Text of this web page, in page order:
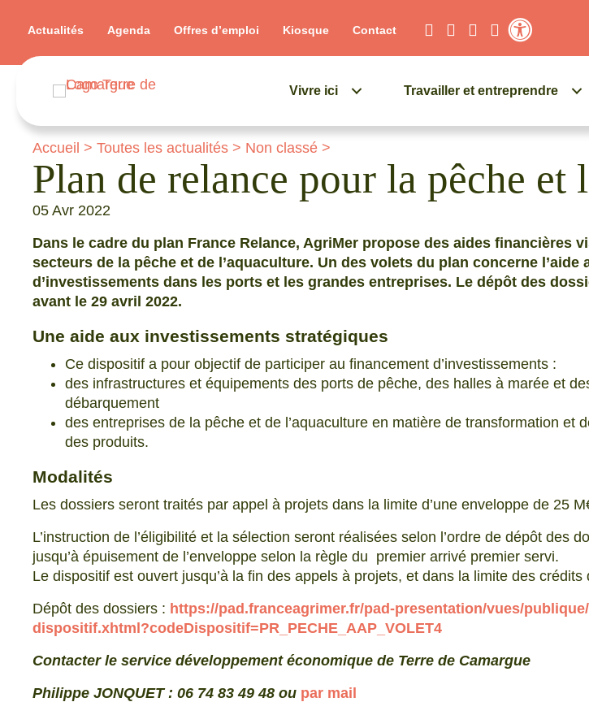
Actualités Agenda Offres d’emploi Kiosque
Contact
Vivre ici Travailler et entreprendre
Accueil > Toutes les actualités > Non classé >
Plan de relance pour la pêche et
05 Avr 2022
Dans le cadre du plan France Relance, AgriMer propose des aides financières
secteurs de la pêche et de l’aquaculture. Un des volets du plan concerne l’aide
d’investissements dans les ports et les grandes entreprises. Le dépôt des
avant le 29 avril 2022.
Une aide aux investissements stratégiques
Ce dispositif a pour objectif de participer au financement d’investissements :
des infrastructures et équipements des ports de pêche, des halles à marée et
débarquement
des entreprises de la pêche et de l’aquaculture en matière de transformation et
des produits.
Modalités
Les dossiers seront traités par appel à projets dans la limite d’une enveloppe de 25
L’instruction de l’éligibilité et la sélection seront réalisées selon l’ordre de dépôt des
jusqu’à épuisement de l’enveloppe selon la règle du premier arrivé premier servi.
Le dispositif est ouvert jusqu’à la fin des appels à projets, et dans la limite des crédits
Dépôt des dossiers : https://pad.franceagrimer.fr/pad-presentation/vues/
dispositif.xhtml?codeDispositif=PR_PECHE_AAP_VOLET4
Contacter le service développement économique de Terre de Camargue
Philippe JONQUET : 06 74 83 49 48 ou par mail